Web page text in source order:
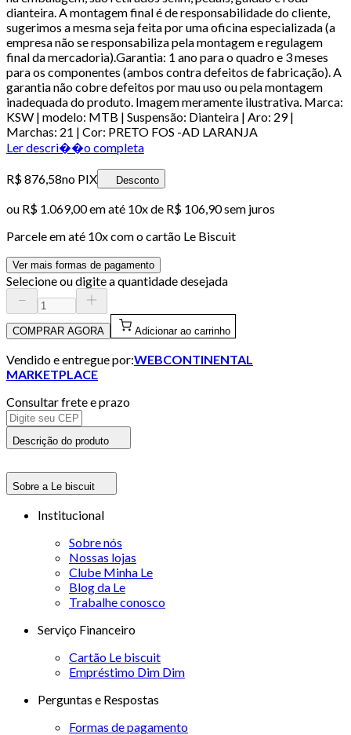
dianteira. A montagem final é de responsabilidade do cliente,
sugerimos a mesma seja feita por uma oficina especializada (a
empresa não se responsabiliza pela montagem e regulagem
final da mercadoria).Garantia: 1 ano para o quadro e 3 meses
para os componentes (ambos contra defeitos de fabricação). A
garantia não cobre defeitos por mau uso ou pela montagem
inadequada do produto. Imagem meramente ilustrativa. Marca:
KSW | modelo: MTB | Suspensão: Dianteira | Aro: 29 |
Marchas: 21 | Cor: PRETO FOS -AD LARANJA
Ler descri��o completa
R$ 876,58no PIX Desconto
ou R$ 1.069,00em até 10x de R$ 106,90 sem juros
Parcele em até 10x com o cartão Le Biscuit
Ver mais formas de pagamento
Selecione ou digite a quantidade desejada
COMPRAR AGORA Adicionar ao carrinho
Vendido e entregue por:WEBCONTINENTAL
MARKETPLACE
Consultar frete e prazo
Descrição do produto
Sobre a Le biscuit
Institucional
Sobre nós
Nossas lojas
Clube Minha Le
Blog da Le
Trabalhe conosco
Serviço Financeiro
Cartão Le biscuit
Empréstimo Dim Dim
Perguntas e Respostas
Formas de pagamento